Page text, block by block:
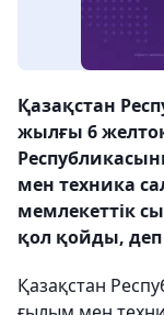
Қазақстан
жылғы 6
мен техника
мемлекеттік
қол қойды,
Қазақстан